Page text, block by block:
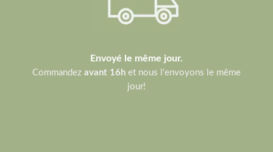
Envoyé le même jour.
Commandez avant 16h et nous l'envoyons le même
jour!